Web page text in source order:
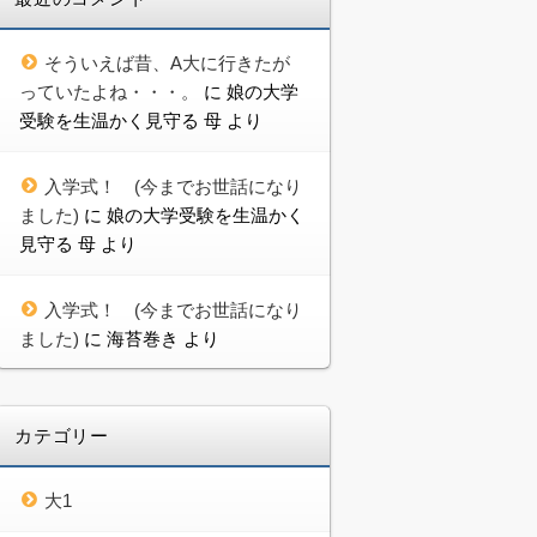
そういえば昔、A大に行きたが
っていたよね・・・。
に 娘の大学
受験を生温かく見守る 母 より
入学式！ (今までお世話になり
ました) に 娘の大学受験を生温かく
見守る 母 より
入学式！ (今までお世話になり
ました) に 海苔巻き より
カテゴリー
大1